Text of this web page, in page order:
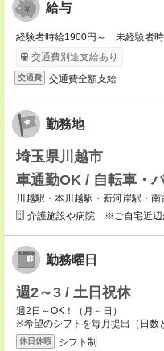
給与
経験者時給1900円～ 未経験者
交通費別途支給あり
交通費 交通費全額支給
勤務地
埼玉県川越市
車通勤OK / 自転車・
川越駅・本川越駅・新河岸駅・
介護施設や病院 ※ご自宅近辺
勤務曜日
週2～3 / 土日祝休
週2日～OK！（月～日）
※希望のシフトを毎月提出（日数
休日休暇
シフト制